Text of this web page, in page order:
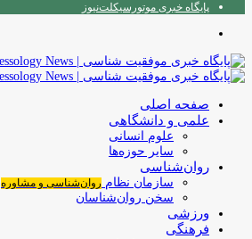
پایگاه خبری موتورسیکلت‌نیوز
صفحه اصلی
علمی و دانشگاهی
علوم انسانی
سایر حوزه‌ها
روان‌شناسی
سازمان نظام روان‌شناسی و مشاوره
سخن روان‌شناسان
ورزشی
فرهنگی